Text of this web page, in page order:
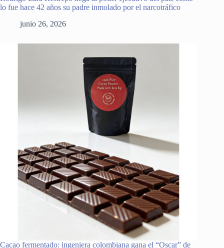
lo fue hace 42 años su padre inmolado por el narcotráfico
junio 26, 2026
Cacao fermentado: ingeniera colombiana gana el “Oscar” de